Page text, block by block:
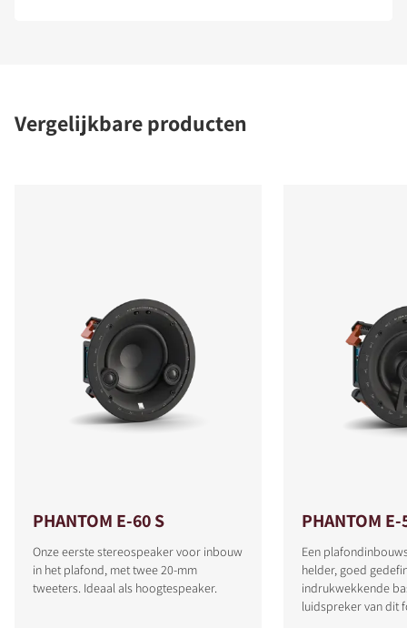
Vergelijkbare producten
PHANTOM E-60 S
Onze eerste stereospeaker voor inbouw
in het plafond, met twee 20-mm
tweeters. Ideaal als hoogtespeaker.
PHANTOM E-
Een
helder, goed
indrukwekkende
luidspreker van dit